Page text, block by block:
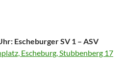
Escheburger SV 1 – ASV
Escheburg, Stubbenberg 17